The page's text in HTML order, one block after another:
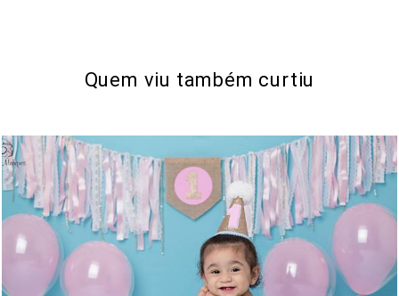
Quem viu também curtiu